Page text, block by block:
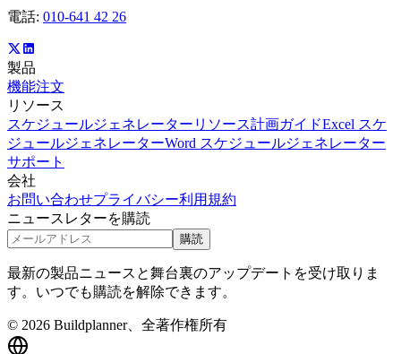
電話: 010-641 42 26
製品
機能注文
リソース
スケジュールジェネレーター リソース計画ガイドExcel スケ
ジュールジェネレーターWord スケジュールジェネレーター
サポート
会社
お問い合わせプライバシー利用規約
ニュースレターを購読
購読
最新の製品ニュースと舞台裏のアップデートを受け取りま
す。いつでも購読を解除できます。
© 2026 Buildplanner、全著作権所有